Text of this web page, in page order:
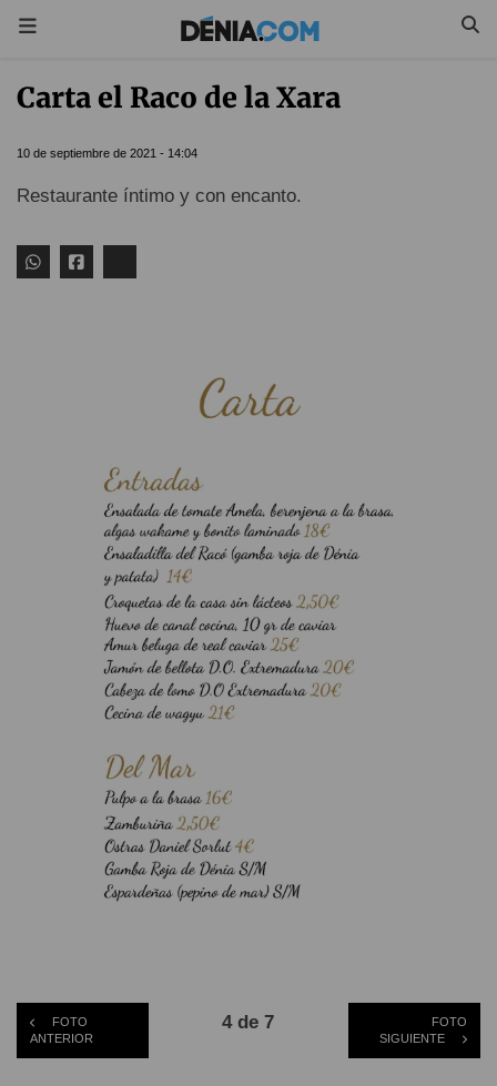
Carta el Raco de la Xara
10 de septiembre de 2021 - 14:04
Restaurante íntimo y con encanto.
FOTO
ANTERIOR
4 de 7
FOTO
SIGUIENTE